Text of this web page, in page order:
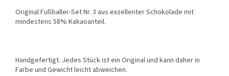
Original Fußballer-Set Nr. 3 aus exzellenter Schokolade mit
mindestens 58% Kakaoanteil.
Handgefertigt. Jedes Stück ist ein Original und kann daher in
Farbe und Gewicht leicht abweichen.